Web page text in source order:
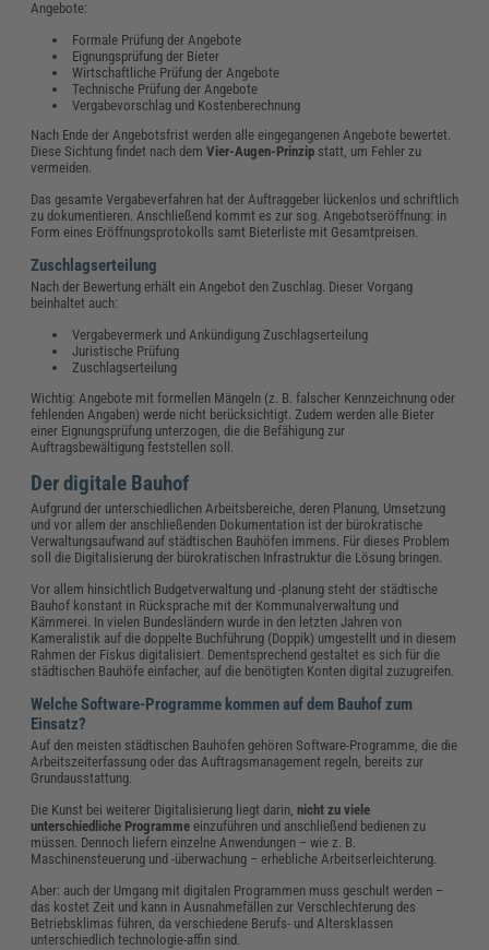
Angebote:
Formale Prüfung der Angebote
Eignungsprüfung der Bieter
Wirtschaftliche Prüfung der Angebote
Technische Prüfung der Angebote
Vergabevorschlag und Kostenberechnung
Nach Ende der Angebotsfrist werden alle eingegangenen Angebote bewertet.
Diese Sichtung findet nach demVier-Augen-Prinzip statt, um Fehler zu
vermeiden.
Das gesamte Vergabeverfahren hat der Auftraggeber lückenlos und schriftlich
zu dokumentieren. Anschließend kommt es zur sog. Angebotseröffnung: in
Form eines Eröffnungsprotokolls samt Bieterliste mit Gesamtpreisen.
Zuschlagserteilung
Nach der Bewertung erhält ein Angebot den Zuschlag. Dieser Vorgang
beinhaltet auch:
Vergabevermerk und Ankündigung Zuschlagserteilung
Juristische Prüfung
Zuschlagserteilung
Wichtig: Angebote mit formellen Mängeln (z. B. falscher Kennzeichnung oder
fehlenden Angaben) werde nicht berücksichtigt. Zudem werden alle Bieter
einer Eignungsprüfung unterzogen, die die Befähigung zur
Auftragsbewältigung feststellen soll.
Der digitale Bauhof
Aufgrund der unterschiedlichen Arbeitsbereiche, deren Planung, Umsetzung
und vor allem der anschließenden Dokumentation ist der bürokratische
Verwaltungsaufwand auf städtischen Bauhöfen immens. Für dieses Problem
soll die Digitalisierung der bürokratischen Infrastruktur die Lösung bringen.
Vor allem hinsichtlich Budgetverwaltung und -planung steht der städtische
Bauhof konstant in Rücksprache mit der Kommunalverwaltung und
Kämmerei. In vielen Bundesländern wurde in den letzten Jahren von
Kameralistik auf die doppelte Buchführung (Doppik) umgestellt und in diesem
Rahmen der Fiskus digitalisiert. Dementsprechend gestaltet es sich für die
städtischen Bauhöfe einfacher, auf die benötigten Konten digital zuzugreifen.
Welche Software-Programme kommen auf dem Bauhof zum
Einsatz?
Auf den meisten städtischen Bauhöfen gehören Software-Programme, die die
Arbeitszeiterfassung oder das Auftragsmanagement regeln, bereits zur
Grundausstattung.
Die Kunst bei weiterer Digitalisierung liegt darin,nicht zu viele
unterschiedliche Programmeeinzuführen und anschließend bedienen zu
müssen. Dennoch liefern einzelne Anwendungen – wie z. B.
Maschinensteuerung und -überwachung – erhebliche Arbeitserleichterung.
Aber: auch der Umgang mit digitalen Programmen muss geschult werden –
das kostet Zeit und kann in Ausnahmefällen zur Verschlechterung des
Betriebsklimas führen, da verschiedene Berufs- und Altersklassen
unterschiedlich technologie-affin sind.